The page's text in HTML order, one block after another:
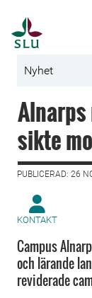
Nyhet
sikte
PUBLICERAD: 26
KONTAKT
Campus
och lärande
reviderade